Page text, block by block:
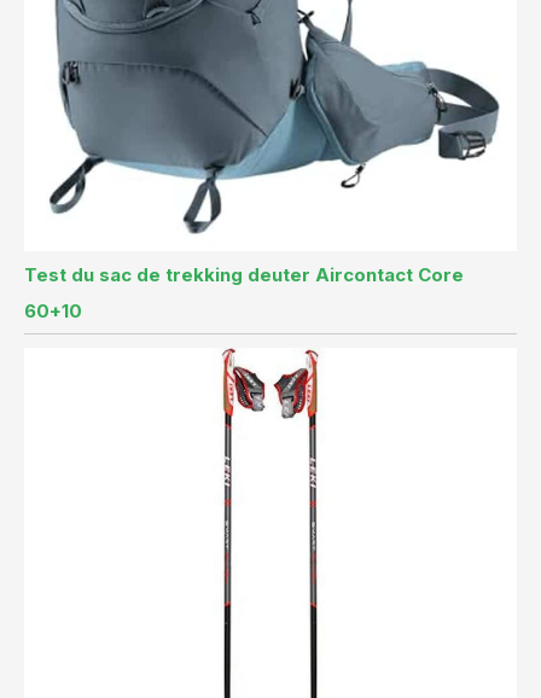
Test du sac de trekking deuter Aircontact Core
60+10